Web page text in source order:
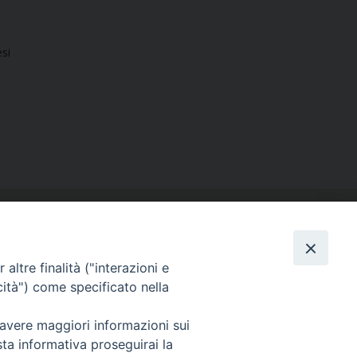
Facebook
Instagram
X YouTube
altre finalità ("interazioni e
come specificato nella
maggiori informazioni sui
informativa proseguirai la